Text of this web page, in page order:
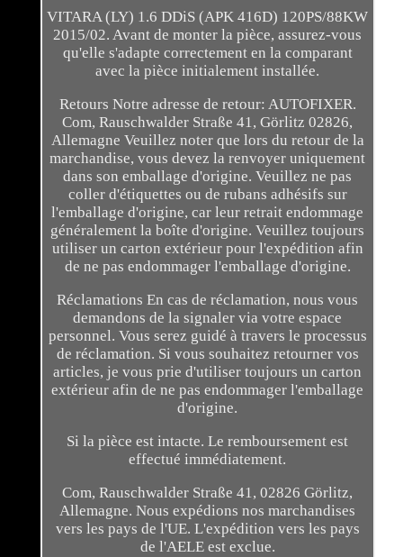
VITARA (LY) 1.6 DDiS (APK 416D) 120PS/88KW
2015/02. Avant de monter la pièce, assurez-vous
qu'elle s'adapte correctement en la comparant
avec la pièce initialement installée.
Retours Notre adresse de retour: AUTOFIXER.
Com, Rauschwalder Straße 41, Görlitz 02826,
Allemagne Veuillez noter que lors du retour de la
marchandise, vous devez la renvoyer uniquement
dans son emballage d'origine. Veuillez ne pas
coller d'étiquettes ou de rubans adhésifs sur
l'emballage d'origine, car leur retrait endommage
généralement la boîte d'origine. Veuillez toujours
utiliser un carton extérieur pour l'expédition afin
de ne pas endommager l'emballage d'origine.
Réclamations En cas de réclamation, nous vous
demandons de la signaler via votre espace
personnel. Vous serez guidé à travers le processus
de réclamation. Si vous souhaitez retourner vos
articles, je vous prie d'utiliser toujours un carton
extérieur afin de ne pas endommager l'emballage
d'origine.
Si la pièce est intacte. Le remboursement est
effectué immédiatement.
Com, Rauschwalder Straße 41, 02826 Görlitz,
Allemagne. Nous expédions nos marchandises
vers les pays de l'UE. L'expédition vers les pays
de l'AELE est exclue.